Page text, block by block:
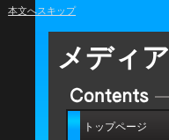
本文へスキップ
メディ
トップページ